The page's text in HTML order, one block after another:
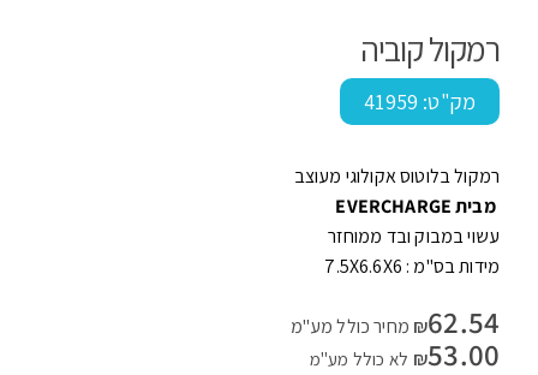
רמקול קוביה
מק"ט: 41959
רמקול בלוטוס אקולוגי מעוצב
מבית EVERCHARGE
עשוי במבוק ובד ממוחזר
מידות בס"מ : 7.5X6.6X6
₪62.54
מחיר כולל מע"מ
₪53.00 לא כולל מע"מ